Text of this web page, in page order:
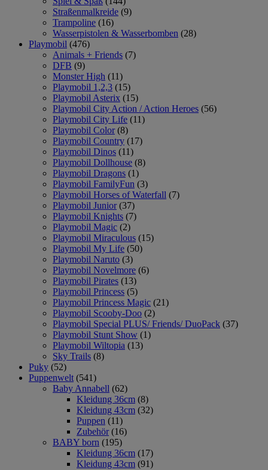
Straßenmalkreide (9)
Trampoline (16)
Wasserpistolen & Wasserbomben (28)
Playmobil (476)
Animals + Friends (7)
DFB (9)
Monster High (11)
Playmobil 1,2,3 (15)
Playmobil Asterix (15)
Playmobil City Action / Action Heroes (56)
Playmobil City Life (11)
Playmobil Color (8)
Playmobil Country (17)
Playmobil Dinos (11)
Playmobil Dollhouse (8)
Playmobil Dragons (1)
Playmobil FamilyFun (3)
Playmobil Horses of Waterfall (7)
Playmobil Junior (37)
Playmobil Knights (7)
Playmobil Magic (2)
Playmobil Miraculous (15)
Playmobil My Life (50)
Playmobil Naruto (3)
Playmobil Novelmore (6)
Playmobil Pirates (13)
Playmobil Princess (5)
Playmobil Princess Magic (21)
Playmobil Scooby-Doo (2)
Playmobil Special PLUS/ Friends/ DuoPack (37)
Playmobil Stunt Show (1)
Playmobil Wiltopia (13)
Sky Trails (8)
Puky (52)
Puppenwelt (541)
Baby Annabell (62)
Kleidung 36cm (8)
Kleidung 43cm (32)
Puppen (11)
Zubehör (16)
BABY born (195)
Kleidung 36cm (17)
Kleidung 43cm (91)